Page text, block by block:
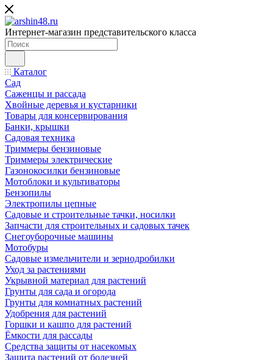
Интернет-магазин представительского класса
Каталог
Сад
Саженцы и рассада
Хвойные деревья и кустарники
Товары для консервирования
Банки, крышки
Садовая техника
Триммеры бензиновые
Триммеры электрические
Газонокосилки бензиновые
Мотоблоки и культиваторы
Бензопилы
Электропилы цепные
Садовые и строительные тачки, носилки
Запчасти для строительных и садовых тачек
Снегоуборочные машины
Мотобуры
Садовые измельчители и зернодробилки
Уход за растениями
Укрывной материал для растений
Грунты для сада и огорода
Грунты для комнатных растений
Удобрения для растений
Горшки и кашпо для растений
Ёмкости для рассады
Средства защиты от насекомых
Защита растений от болезней